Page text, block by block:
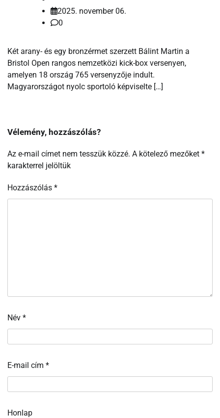
2025. november 06.
0
Két arany- és egy bronzérmet szerzett Bálint Martin a
Bristol Open rangos nemzetközi kick-box versenyen,
amelyen 18 ország 765 versenyzője indult.
Magyarországot nyolc sportoló képviselte […]
Vélemény, hozzászólás?
Az e-mail címet nem tesszük közzé. A kötelező mezőket *
karakterrel jelöltük
Hozzászólás *
Név *
E-mail cím *
Honlap